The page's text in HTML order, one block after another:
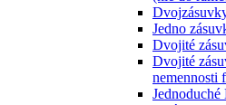
Jedno
Dvojité
Dvojité
nemennosti